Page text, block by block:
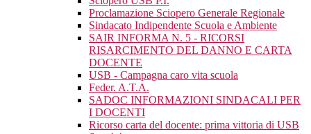
Proclamazione Sciopero Generale Regionale
Sindacato Indipendente Scuola e Ambiente
SAIR INFORMA N. 5 - RICORSI
RISARCIMENTO DEL DANNO E CARTA
DOCENTE
USB - Campagna caro vita scuola
Feder. A.T.A.
SADOC INFORMAZIONI SINDACALI PER
I DOCENTI
Ricorso carta del docente: prima vittoria di USB